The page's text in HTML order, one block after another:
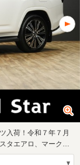
入荷！令和７年７月
タエアロ、マークレ